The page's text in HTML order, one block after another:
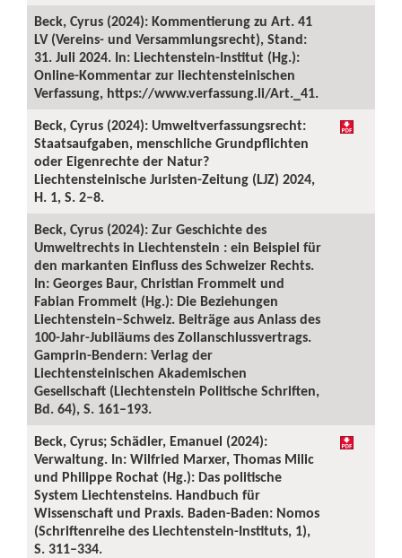
Beck, Cyrus (2024): Kommentierung zu Art. 41
LV (Vereins- und Versammlungsrecht), Stand:
31. Juli 2024. In: Liechtenstein-Institut (Hg.):
Online-Kommentar zur liechtensteinischen
Verfassung, https://www.verfassung.li/Art._41.
Beck, Cyrus (2024): Umweltverfassungsrecht:
Staatsaufgaben, menschliche Grundpflichten
oder Eigenrechte der Natur?
Liechtensteinische Juristen-Zeitung (LJZ) 2024,
H. 1, S. 2–8.
Beck, Cyrus (2024): Zur Geschichte des
Umweltrechts in Liechtenstein : ein Beispiel für
den markanten Einfluss des Schweizer Rechts.
In: Georges Baur, Christian Frommelt und
Fabian Frommelt (Hg.): Die Beziehungen
Liechtenstein–Schweiz. Beiträge aus Anlass des
100-Jahr-Jubiläums des Zollanschlussvertrags.
Gamprin-Bendern: Verlag der
Liechtensteinischen Akademischen
Gesellschaft (Liechtenstein Politische Schriften,
Bd. 64), S. 161–193.
Beck, Cyrus; Schädler, Emanuel (2024):
Verwaltung. In: Wilfried Marxer, Thomas Milic
und Philippe Rochat (Hg.): Das politische
System Liechtensteins. Handbuch für
Wissenschaft und Praxis. Baden-Baden: Nomos
(Schriftenreihe des Liechtenstein-Instituts, 1),
S. 311–334.